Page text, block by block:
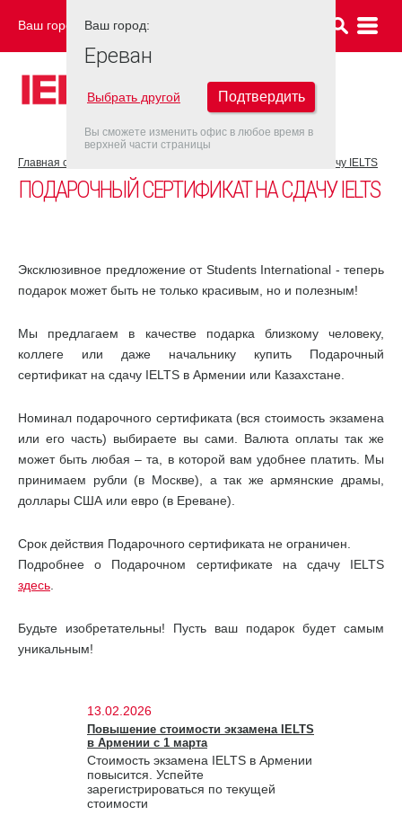
Ваш город: ЕРЕВАН
Главная страница Подарочный сертификат на сдачу IELTS
ПОДАРОЧНЫЙ СЕРТИФИКАТ НА СДАЧУ IELTS
Эксклюзивное предложение от Students International - теперь
подарок может быть не только красивым, но и полезным!
Мы предлагаем в качестве подарка близкому человеку,
коллеге или даже начальнику купить Подарочный
сертификат на сдачу IELTS в Армении или Казахстане.
Номинал подарочного сертификата (вся стоимость экзамена
или его часть) выбираете вы сами. Валюта оплаты так же
может быть любая – та, в которой вам удобнее платить. Мы
принимаем рубли (в Москве), а так же армянские драмы,
доллары США или евро (в Ереване).
Срок действия Подарочного сертификата не ограничен.
Подробнее о Подарочном сертификате на сдачу IELTS
здесь
Будьте изобретательны! Пусть ваш подарок будет самым
уникальным!
13.02.2026
Повышение стоимости экзамена IELTS
в Армении с 1 марта
Стоимость экзамена IELTS в Армении
повысится. Успейте
зарегистрироваться по текущей
стоимости
Ваш город:
Ереван
Выбрать другой Подтвердить
Вы сможете изменить офис в любое время в
верхней части страницы